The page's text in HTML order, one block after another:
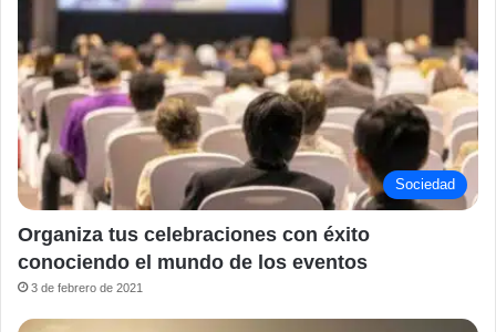
Sociedad
Organiza tus celebraciones con éxito
conociendo el mundo de los eventos
3 de febrero de 2021